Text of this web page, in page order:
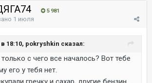
5 981
1 июля
в 18:10, pokryshkin сказал:
с чего все началось? Вот тебе
его у тебя нет.